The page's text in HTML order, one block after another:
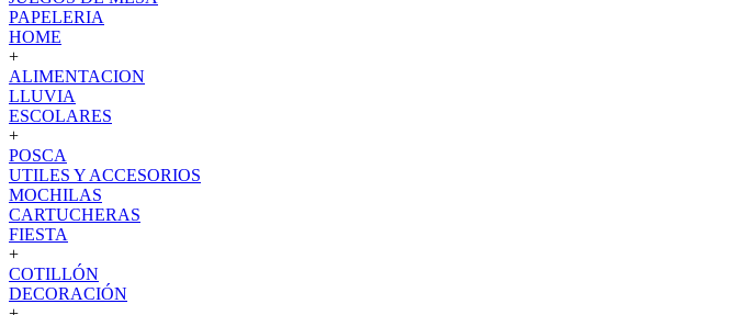
PAPELERIA
HOME
+
ALIMENTACION
LLUVIA
ESCOLARES
+
POSCA
UTILES Y ACCESORIOS
MOCHILAS
CARTUCHERAS
FIESTA
+
COTILLÓN
DECORACIÓN